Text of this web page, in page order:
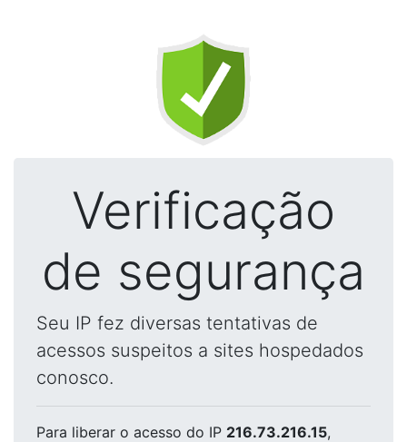
Verificação
de segurança
Seu IP fez diversas tentativas de
acessos suspeitos a sites hospedados
conosco.
Para liberar o acesso do IP 216.73.216.15,